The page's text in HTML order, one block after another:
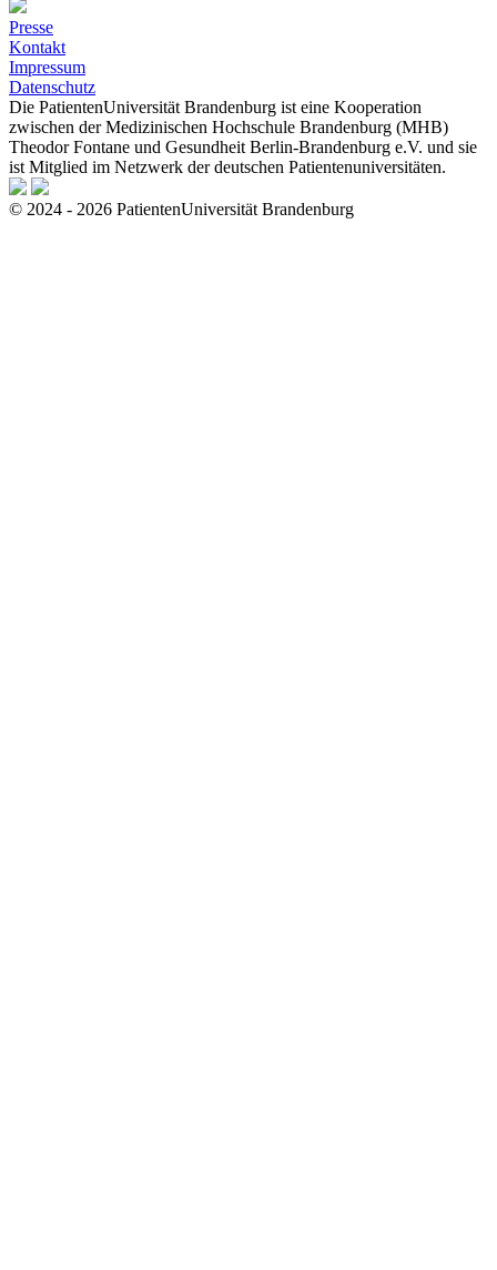
Presse
Kontakt
Impressum
Datenschutz
Die PatientenUniversität Brandenburg ist eine Kooperation
zwischen der Medizinischen Hochschule Brandenburg (MHB)
Theodor Fontane und Gesundheit Berlin-Brandenburg e.V. und sie
ist Mitglied im Netzwerk der deutschen Patientenuniversitäten.
© 2024 - 2026 PatientenUniversität Brandenburg